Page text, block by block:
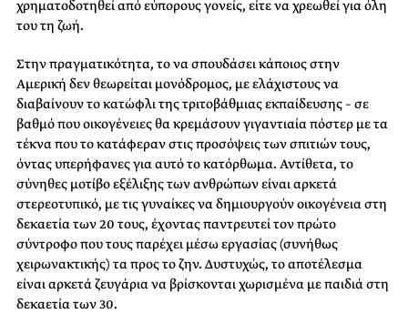
χρηματοδοτηθεί από εύπορους γονείς, είτε να χρεωθεί για όλη
του τη ζωή.
Στην πραγματικότητα, το να σπουδάσει κάποιος στην
Αμερική δεν θεωρείται μονόδρομος, με ελάχιστους να
διαβαίνουν το κατώφλι της τριτοβάθμιας εκπαίδευσης – σε
βαθμό που οικογένειες θα κρεμάσουν γιγαντιαία πόστερ με τα
τέκνα που το κατάφεραν στις προσόψεις των σπιτιών τους,
όντας υπερήφανες για αυτό το κατόρθωμα. Αντίθετα, το
σύνηθες μοτίβο εξέλιξης των ανθρώπων είναι αρκετά
στερεοτυπικό, με τις γυναίκες να δημιουργούν οικογένεια στη
δεκαετία των 20 τους, έχοντας παντρευτεί τον πρώτο
σύντροφο που τους παρέχει μέσω εργασίας (συνήθως
χειρωνακτικής) τα προς το ζην. Δυστυχώς, το αποτέλεσμα
είναι αρκετά ζευγάρια να βρίσκονται χωρισμένα με παιδιά στη
δεκαετία των 30.